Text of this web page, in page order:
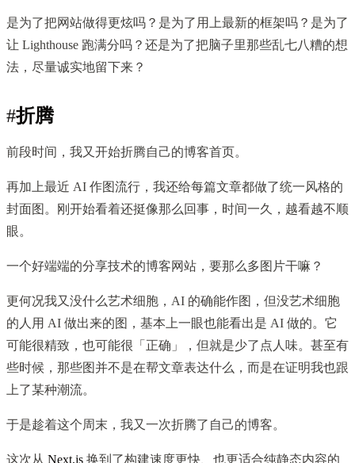
是为了把网站做得更炫吗？是为了用上最新的框架吗？是为了
让 Lighthouse 跑满分吗？还是为了把脑子里那些乱七八糟的想
法，尽量诚实地留下来？
#折腾
前段时间，我又开始折腾自己的博客首页。
再加上最近 AI 作图流行，我还给每篇文章都做了统一风格的
封面图。刚开始看着还挺像那么回事，时间一久，越看越不顺
眼。
一个好端端的分享技术的博客网站，要那么多图片干嘛？
更何况我又没什么艺术细胞，AI 的确能作图，但没艺术细胞
的人用 AI 做出来的图，基本上一眼也能看出是 AI 做的。它
可能很精致，也可能很「正确」，但就是少了点人味。甚至有
些时候，那些图并不是在帮文章表达什么，而是在证明我也跟
上了某种潮流。
于是趁着这个周末，我又一次折腾了自己的博客。
这次从 Next.js 换到了构建速度更快、也更适合纯静态内容的